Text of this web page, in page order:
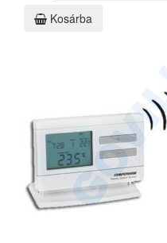
Kosárba